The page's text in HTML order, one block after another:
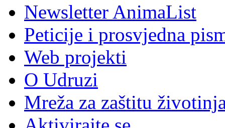
Newsletter AnimaList
Peticije i prosvjedna
Web projekti
O Udruzi
Mreža za zaštitu